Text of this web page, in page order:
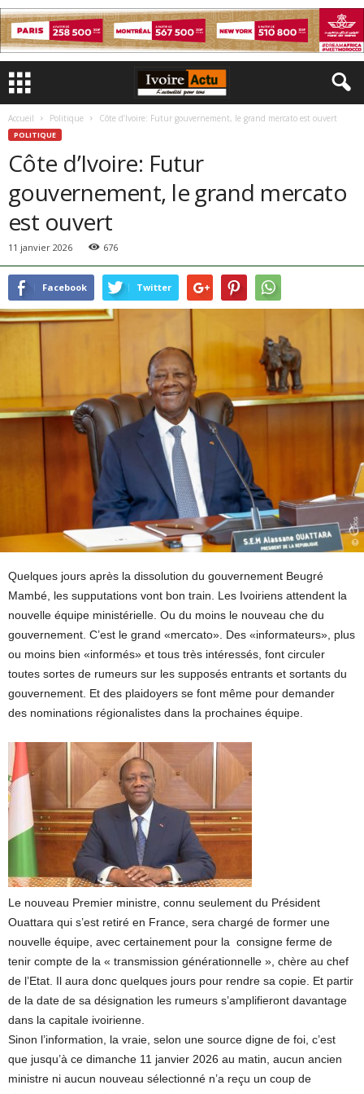
Accueil Politique Côte d’Ivoire: Futur gouvernement, le grand mercato est ouvert
POLITIQUE
Côte d’Ivoire: Futur
gouvernement, le grand mercato
est ouvert
11 janvier 2026 676
Facebook Twitter
Quelques jours après la dissolution du gouvernement Beugré
Mambé, les supputations vont bon train. Les Ivoiriens attendent la
nouvelle équipe ministérielle. Ou du moins le nouveau che du
gouvernement. C’est le grand «mercato». Des «informateurs», plus
ou moins bien «informés» et tous très intéressés, font circuler
toutes sortes de rumeurs sur les supposés entrants et sortants du
gouvernement. Et des plaidoyers se font même pour demander
des nominations régionalistes dans la prochaines équipe.
Le nouveau Premier ministre, connu seulement du Président
Ouattara qui s’est retiré en France, sera chargé de former une
nouvelle équipe, avec certainement pour la consigne ferme de
tenir compte de la « transmission générationnelle », chère au chef
de l’Etat. Il aura donc quelques jours pour rendre sa copie. Et partir
de la date de sa désignation les rumeurs s’amplifieront davantage
dans la capitale ivoirienne.
Sinon l’information, la vraie, selon une source digne de foi, c’est
que jusqu’à ce dimanche 11 janvier 2026 au matin, aucun ancien
ministre ni aucun nouveau sélectionné n’a reçu un coup de